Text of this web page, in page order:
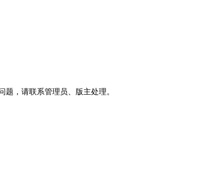
，请联系管理员、版主处理。